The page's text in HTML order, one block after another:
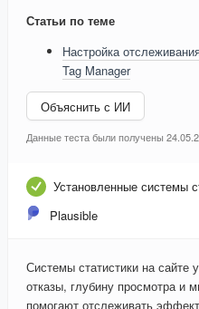
Статьи по теме
Настройка
Tag Manager
Объяснить с ИИ
Данные теста были получены
Установленные системы
Plausible
Системы статистики на сайте
отказы, глубину просмотра и
помогают отслеживать